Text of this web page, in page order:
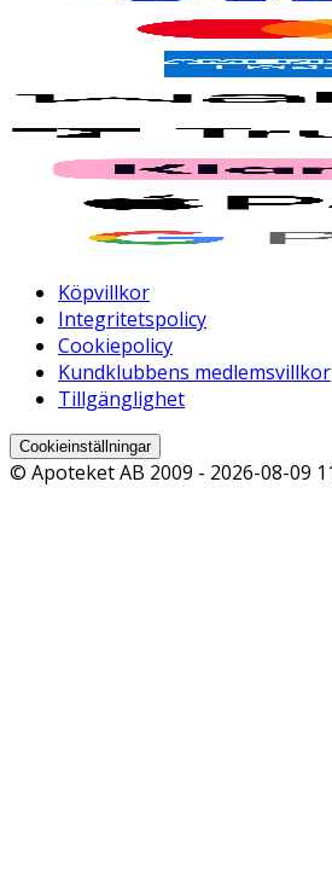
Köpvillkor
Integritetspolicy
Cookiepolicy
Kundklubbens medlemsvillkor
Tillgänglighet
Cookieinställningar
© Apoteket AB 2009 - 2026-08-09